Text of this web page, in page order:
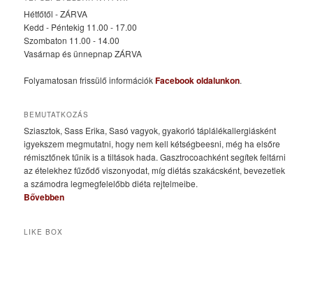
Hétfőtől - ZÁRVA
Kedd - Péntekig 11.00 - 17.00
Szombaton 11.00 - 14.00
Vasárnap és ünnepnap ZÁRVA
Folyamatosan frissülő információkFacebook oldalunkon.
BEMUTATKOZÁS
Sziasztok, Sass Erika, Sasó vagyok, gyakorló táplálékallergiásként
igyekszem megmutatni, hogy nem kell kétségbeesni, még ha elsőre
rémisztőnek tűnik is a tiltások hada. Gasztrocoachként segítek feltárni
az ételekhez fűződő viszonyodat, míg diétás szakácsként, bevezetlek
a számodra legmegfelelőbb diéta rejtelmeibe.
Bővebben
LIKE BOX